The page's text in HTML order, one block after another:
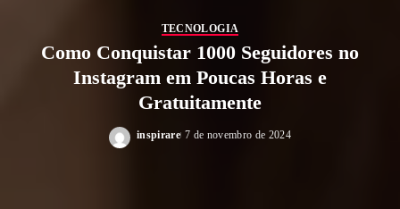
TECNOLOGIA
Como Conquistar 1000 Seguidores no
Instagram em Poucas Horas e
Gratuitamente
Posted
inspirare 7 de novembro de 2024